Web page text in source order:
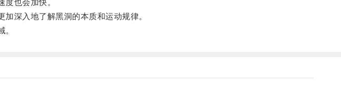
也会加快。
深入地了解黑洞的本质和运动规律。